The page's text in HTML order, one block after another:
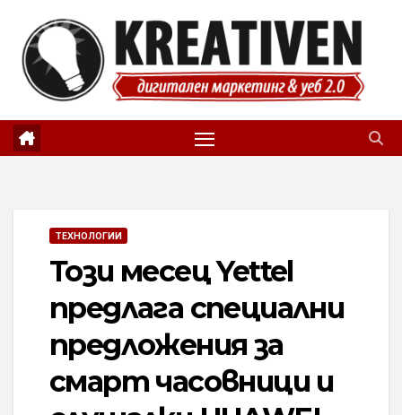
content
ТЕХНОЛОГИИ
Този месец Yettel
предлага специални
предложения за
смарт часовници и